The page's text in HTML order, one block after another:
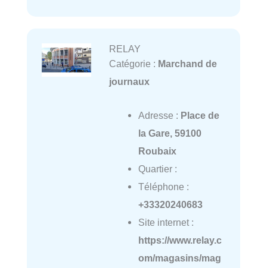
RELAY
Catégorie : Marchand de
journaux
Adresse : Place de
la Gare, 59100
Roubaix
Quartier :
Téléphone :
+33320240683
Site internet :
https://www.relay.c
om/magasins/mag